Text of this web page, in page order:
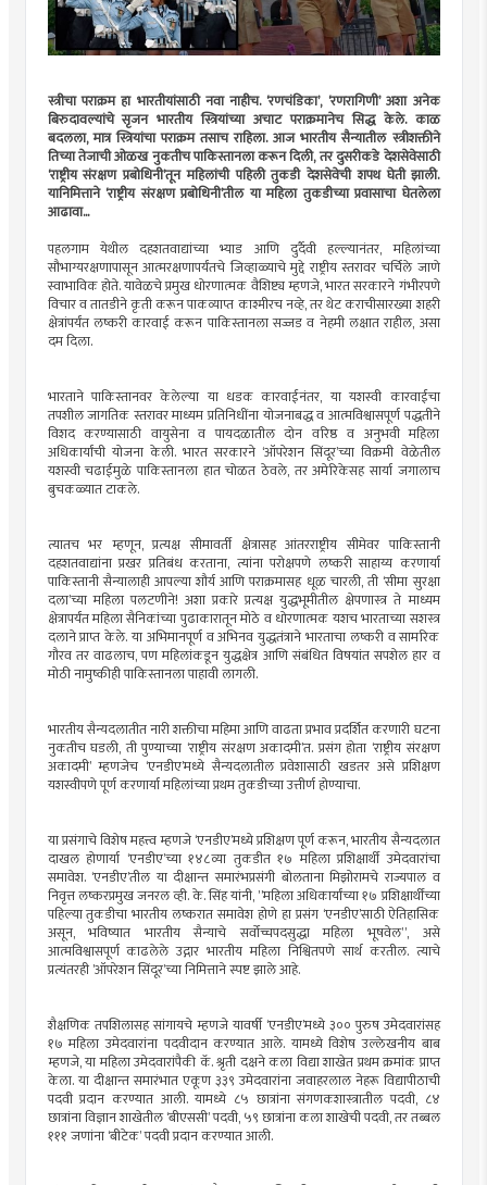
स्त्रीचा पराक्रम हा भारतीयांसाठी नवा नाहीच. ‘रणचंडिका’, ‘रणरागिणी’ अशा अनेक
बिरुदावल्यांचे सृजन भारतीय स्त्रियांच्या अचाट पराक्रमानेच सिद्ध केले. काळ
बदलला, मात्र स्त्रियांचा पराक्रम तसाच राहिला. आज भारतीय सैन्यातील स्त्रीशक्तीने
तिच्या तेजाची ओळख नुकतीच पाकिस्तानला करून दिली, तर दुसरीकडे देशसेवेसाठी
‘राष्ट्रीय संरक्षण प्रबोधिनी’तून महिलांची पहिली तुकडी देशसेवेची शपथ घेती झाली.
यानिमित्ताने ‘राष्ट्रीय संरक्षण प्रबोधिनी’तील या महिला तुकडीच्या प्रवासाचा घेतलेला
आढावा...
पहलगाम येथील दहशतवाद्यांच्या भ्याड आणि दुर्दैवी हल्ल्यानंतर, महिलांच्या
सौभाग्यरक्षणापासून आत्मरक्षणापर्यंतचे जिव्हाळ्याचे मुद्दे राष्ट्रीय स्तरावर चर्चिले जाणे
स्वाभाविक होते. यावेळचे प्रमुख धोरणात्मक वैशिष्ट्य म्हणजे, भारत सरकारने गंभीरपणे
विचार व तातडीने कृती करून पाकव्याप्त काश्मीरच नव्हे, तर थेट कराचीसारख्या शहरी
क्षेत्रांपर्यंत लष्करी कारवाई करून पाकिस्तानला सज्जड व नेहमी लक्षात राहील, असा
दम दिला.
भारताने पाकिस्तानवर केलेल्या या धडक कारवाईनंतर, या यशस्वी कारवाईचा
तपशील जागतिक स्तरावर माध्यम प्रतिनिधींना योजनाबद्ध व आत्मविश्वासपूर्ण पद्धतीने
विशद करण्यासाठी वायुसेना व पायदळातील दोन वरिष्ठ व अनुभवी महिला
अधिकार्यांची योजना केली. भारत सरकारने ‘ऑपरेशन सिंदूर’च्या विक्रमी वेळेतील
यशस्वी चढाईमुळे पाकिस्तानला हात चोळत ठेवले, तर अमेरिकेसह सार्या जगालाच
बुचकळ्यात टाकले.
त्यातच भर म्हणून, प्रत्यक्ष सीमावर्ती क्षेत्रासह आंतरराष्ट्रीय सीमेवर पाकिस्तानी
दहशतवाद्यांना प्रखर प्रतिबंध करताना, त्यांना परोक्षपणे लष्करी साहाय्य करणार्या
पाकिस्तानी सैन्यालाही आपल्या शौर्य आणि पराक्रमासह धूळ चारली, ती ‘सीमा सुरक्षा
दला’च्या महिला पलटणीने! अशा प्रकारे प्रत्यक्ष युद्धभूमीतील क्षेपणास्त्र ते माध्यम
क्षेत्रापर्यंत महिला सैनिकांच्या पुढाकारातून मोठे व धोरणात्मक यशच भारताच्या सशस्त्र
दलाने प्राप्त केले. या अभिमानपूर्ण व अभिनव युद्धतंत्राने भारताचा लष्करी व सामरिक
गौरव तर वाढलाच, पण महिलांकडून युद्धक्षेत्र आणि संबंधित विषयांत सपशेल हार व
मोठी नामुष्कीही पाकिस्तानला पाहावी लागली.
भारतीय सैन्यदलातीत नारी शक्तीचा महिमा आणि वाढता प्रभाव प्रदर्शित करणारी घटना
नुकतीच घडली, ती पुण्याच्या ‘राष्ट्रीय संरक्षण अकादमी’त. प्रसंग होता ‘राष्ट्रीय संरक्षण
अकादमी’ म्हणजेच ‘एनडीए’मध्ये सैन्यदलातील प्रवेशासाठी खडतर असे प्रशिक्षण
यशस्वीपणे पूर्ण करणार्या महिलांच्या प्रथम तुकडीच्या उत्तीर्ण होण्याचा.
या प्रसंगाचे विशेष महत्त्व म्हणजे ‘एनडीए’मध्ये प्रशिक्षण पूर्ण करून, भारतीय सैन्यदलात
दाखल होणार्या ‘एनडीए’च्या १४८व्या तुकडीत १७ महिला प्रशिक्षार्थी उमेदवारांचा
समावेश. ‘एनडीए’तील या दीक्षान्त समारंभप्रसंगी बोलताना मिझोरामचे राज्यपाल व
निवृत्त लष्करप्रमुख जनरल व्ही. के. सिंह यांनी, ”महिला अधिकार्यांच्या १७ प्रशिक्षार्थींच्या
पहिल्या तुकडीचा भारतीय लष्करात समावेश होणे हा प्रसंग ‘एनडीए’साठी ऐतिहासिक
असून, भविष्यात भारतीय सैन्याचे सर्वोच्चपदसुद्धा महिला भूषवेल”, असे
आत्मविश्वासपूर्ण काढलेले उद्गार भारतीय महिला निश्वितपणे सार्थ करतील. त्याचे
प्रत्यंतरही ’ऑपरेशन सिंदूर’च्या निमित्ताने स्पष्ट झाले आहे.
शैक्षणिक तपशिलासह सांगायचे म्हणजे यावर्षी ‘एनडीए’मध्ये ३०० पुरुष उमेदवारांसह
१७ महिला उमेदवारांना पदवीदान करण्यात आले. यामध्ये विशेष उल्लेखनीय बाब
म्हणजे, या महिला उमेदवारांपैकी कॅ. श्रृती दक्षने कला विद्या शाखेत प्रथम क्रमांक प्राप्त
केला. या दीक्षान्त समारंभात एकूण ३३९ उमेदवारांना जवाहरलाल नेहरू विद्यापीठाची
पदवी प्रदान करण्यात आली. यामध्ये ८५ छात्रांना संगणकशास्त्रातील पदवी, ८४
छात्रांना विज्ञान शाखेतील ‘बीएससी’ पदवी, ५९ छात्रांना कला शाखेची पदवी, तर तब्बल
१११ जणांना ‘बीटेक’ पदवी प्रदान करण्यात आली.